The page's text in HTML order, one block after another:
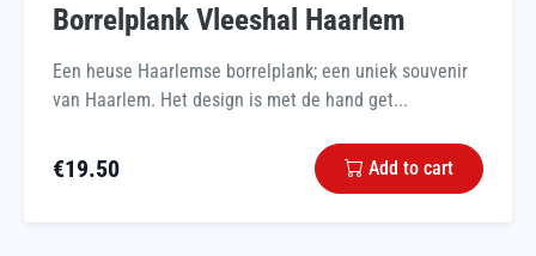
Borrelplank Vleeshal Haarlem
Een heuse Haarlemse borrelplank; een uniek souvenir
van Haarlem. Het design is met de hand get...
€19.50 Add to cart